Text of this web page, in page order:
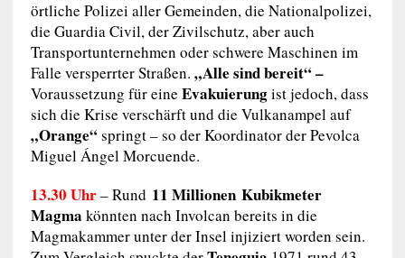
örtliche Polizei aller Gemeinden, die Nationalpolizei,
die Guardia Civil, der Zivilschutz, aber auch
Transportunternehmen oder schwere Maschinen im
Falle versperrter Straßen. „Alle sind bereit“ –
Voraussetzung für eine Evakuierungist jedoch, dass
sich die Krise verschärft und die Vulkanampel auf
„Orange“springt – so der Koordinator der Pevolca
Miguel Ángel Morcuende.
13.30 Uhr– Rund 11 Millionen Kubikmeter
Magma könnten nach Involcan bereits in die
Magmakammer unter der Insel injiziert worden sein.